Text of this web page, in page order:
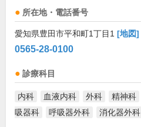
所在地・電話番号
愛知県豊田市平和町1丁目1 [地図]
0565-28-0100
診療科目
内科 血液内科 外科 精神科
吸器科
呼吸器外科 消化器外科